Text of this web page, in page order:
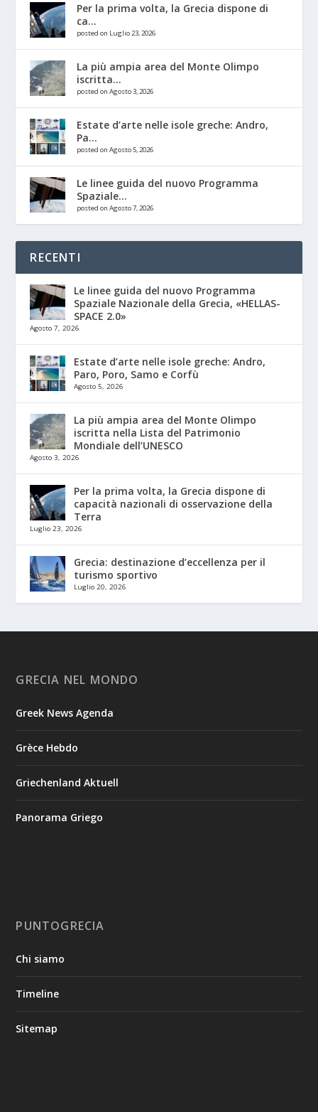
Per la prima volta, la Grecia dispone di
ca...
posted on Luglio 23, 2026
La più ampia area del Monte Olimpo
iscritta...
posted on Agosto 3, 2026
Estate d’arte nelle isole greche: Andro,
Pa...
posted on Agosto 5, 2026
Le linee guida del nuovo Programma
Spaziale...
posted on Agosto 7, 2026
RECENTI
Le linee guida del nuovo Programma
Spaziale Nazionale della Grecia, «HELLAS-
SPACE 2.0»
Agosto 7, 2026
Estate d’arte nelle isole greche: Andro,
Paro, Poro, Samo e Corfù
Agosto 5, 2026
La più ampia area del Monte Olimpo
iscritta nella Lista del Patrimonio
Mondiale dell’UNESCO
Agosto 3, 2026
Per la prima volta, la Grecia dispone di
capacità nazionali di osservazione della
Terra
Luglio 23, 2026
Grecia: destinazione d’eccellenza per il
turismo sportivo
Luglio 20, 2026
GRECIA NEL MONDO
Greek News Agenda
Grèce Hebdo
Griechenland Aktuell
Panorama Griego
PUNTOGRECIA
Chi siamo
Timeline
Sitemap